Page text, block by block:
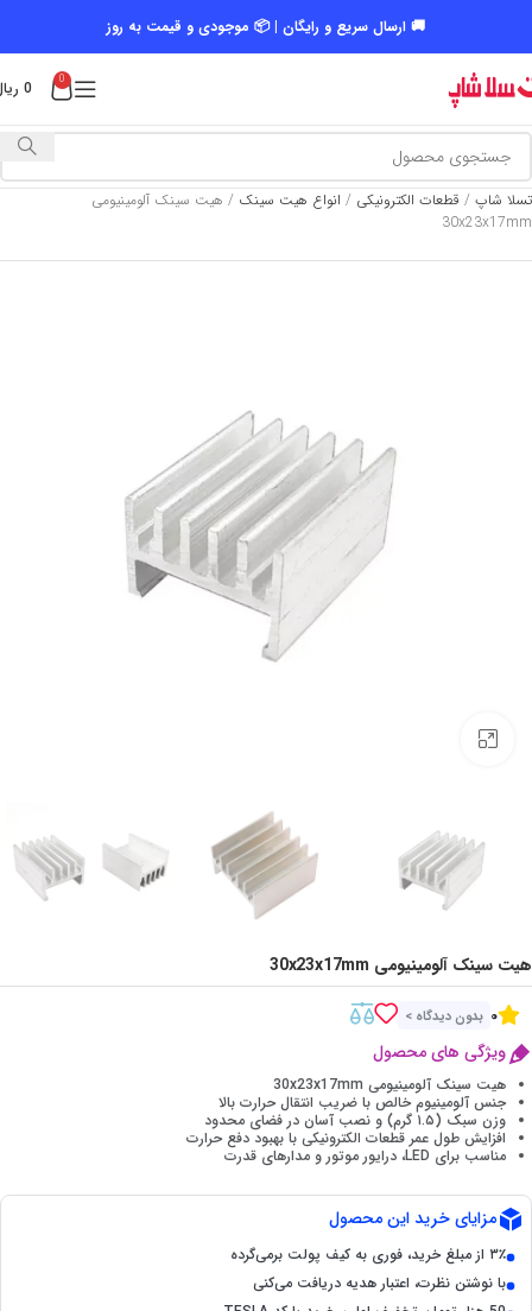
🚚 ارسال سریع و رایگان | 📦 موجودی و قیمت به روز
0
0
تسلا شاپ / قطعات الکترونیکی / انواع هیت سینک / هیت سینک آلومینیومی
30x23x17mm
هیت سینک آلومینیومی 30x23x17mm
0 بدون دیدگاه >
ویژگی های محصول
هیت سینک آلومینیومی 30x23x17mm
جنس آلومینیوم خالص با ضریب انتقال حرارت بالا
وزن سبک (۱.۵ گرم) و نصب آسان در فضای محدود
افزایش طول عمر قطعات الکترونیکی با بهبود دفع حرارت
مناسب برای LED، درایور موتور و مدارهای قدرت
مزایای خرید این محصول
۳٪ از مبلغ خرید، فوری به کیف پولت برمی‌گرده
با نوشتن نظرت، اعتبار هدیه دریافت می‌کنی